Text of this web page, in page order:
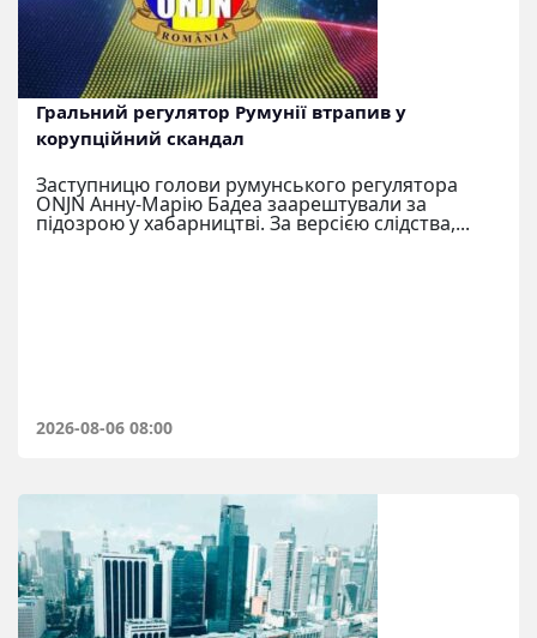
Гральний регулятор Румунії втрапив у
корупційний скандал
Заступницю голови румунського регулятора
ONJN Анну-Марію Бадеа заарештували за
підозрою у хабарництві. За версією слідства,...
2026-08-06 08:00